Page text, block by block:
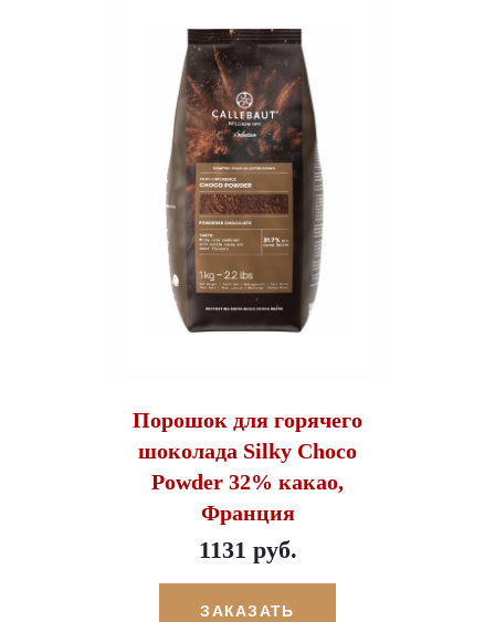
Порошок для горячего
шоколада Silky Choco
Powder 32% какао,
Франция
1131 руб.
ЗАКАЗАТЬ